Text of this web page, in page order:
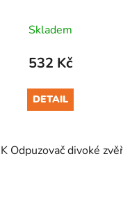
g
Skladem
532 Kč
DETAIL
Odpuzovač divoké